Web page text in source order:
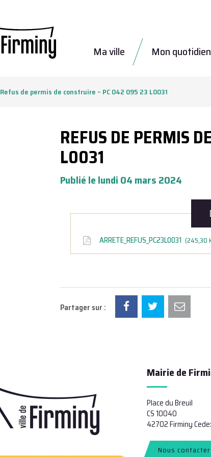
Ma ville Mon quotidien
Refus de permis de construire – PC 042 095 23 L0031
REFUS DE PERMIS
L0031
Publié le lundi 04 mars 2024
ARRETE_REFUS_PC23L0031 245,30
Partager sur :
Mairie de
Place du Breuil
CS 10040
42702 Firminy
Nous contacter